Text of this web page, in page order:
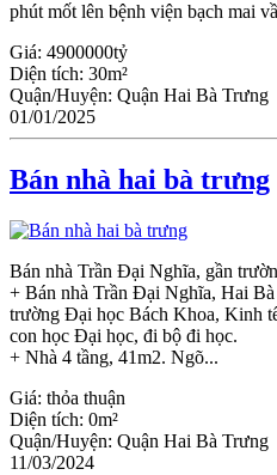
phút mốt lên bệnh viện bạch mai
Giá: 4900000tỷ
Diện tích: 30m²
Quận/Huyện: Quận Hai Bà Trưng
01/01/2025
Bán nhà hai bà trưng
Bán nhà Trần Đại Nghĩa, gần
+ Bán nhà Trần Đại Nghĩa, Hai
trường Đại học Bách Khoa, Kinh
con học Đại học, đi bộ đi học.
+ Nhà 4 tầng, 41m2. Ngõ...
Giá: thỏa thuận
Diện tích: 0m²
Quận/Huyện: Quận Hai Bà Trưng
11/03/2024